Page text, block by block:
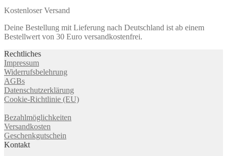
Kostenloser Versand
Deine Bestellung mit Lieferung nach Deutschland ist ab einem
Bestellwert von 30 Euro versandkostenfrei.
Rechtliches
Impressum
Widerrufsbelehrung
AGBs
Datenschutzerklärung
Cookie-Richtlinie (EU)
Bezahlmöglichkeiten
Versandkosten
Geschenkgutschein
Kontakt